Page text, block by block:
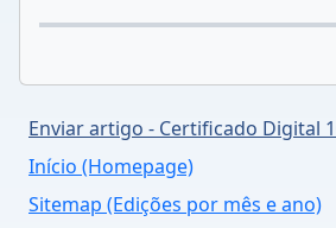
Enviar artigo - Certificado Digital
Início (Homepage)
Sitemap (Edições por mês e ano)